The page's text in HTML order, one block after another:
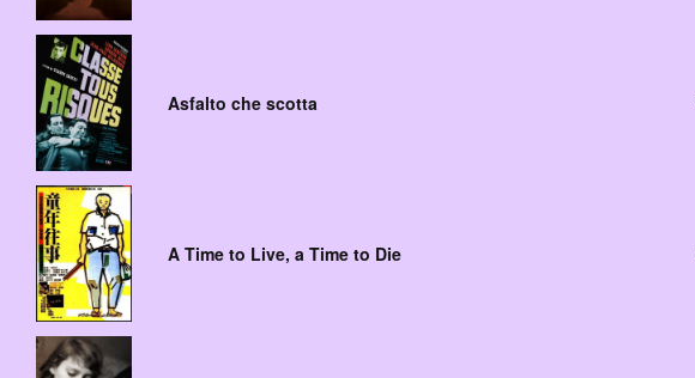
Asfalto che scotta
A Time to Live, a Time to Die